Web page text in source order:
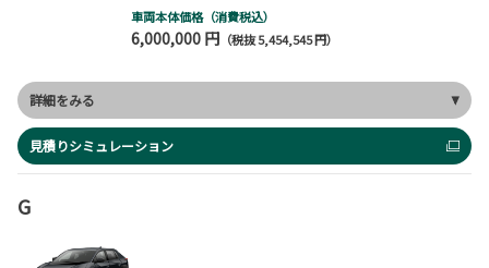
車両本体価格（消費税込）
6,000,000 円 （税抜 5,454,545 円）
詳細をみる
見積りシミュレーション
G